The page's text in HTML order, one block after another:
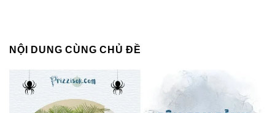
NỘI DUNG CÙNG CHỦ ĐỀ